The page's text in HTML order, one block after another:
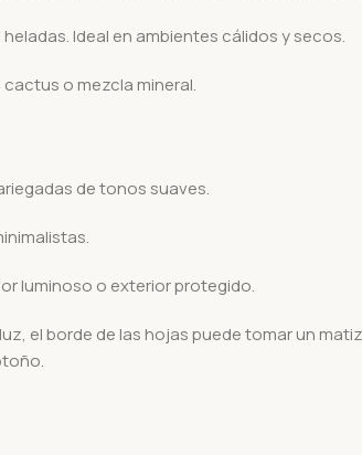
Ideal en ambientes cálidos y secos.
o mezcla mineral.
de tonos suaves.
luminoso o exterior protegido.
el borde de las hojas puede tomar un